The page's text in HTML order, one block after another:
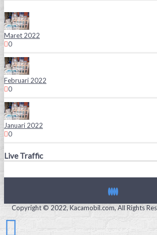
Maret 2022
0
Februari 2022
0
Januari 2022
0
Live Traffic
Copyright © 2022, Kacamobil.com, All Rights